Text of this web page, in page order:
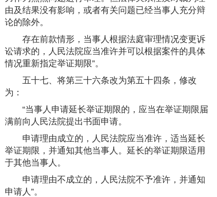
由及结果没有影响，或者有关问题已经当事人充分辩
论的除外。
存在前款情形，当事人根据法庭审理情况变更诉
讼请求的，人民法院应当准许并可以根据案件的具体
情况重新指定举证期限”。
五十七、将第三十六条改为第五十四条，修改
为：
“当事人申请延长举证期限的，应当在举证期限届
满前向人民法院提出书面申请。
申请理由成立的，人民法院应当准许，适当延长
举证期限，并通知其他当事人。延长的举证期限适用
于其他当事人。
申请理由不成立的，人民法院不予准许，并通知
申请人”。